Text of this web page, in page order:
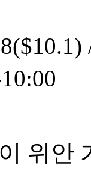
위안